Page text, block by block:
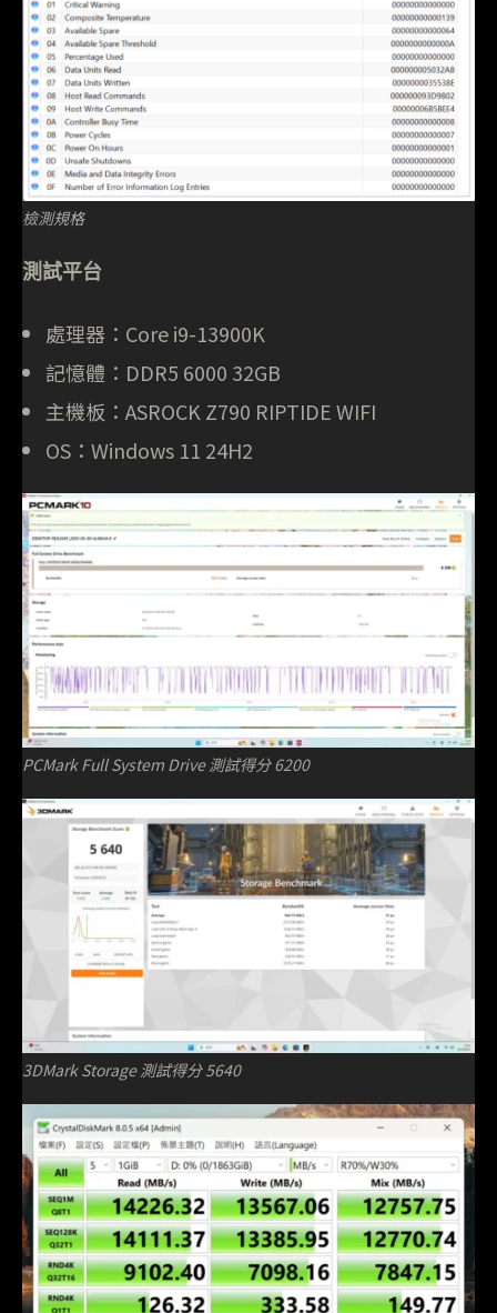
檢測規格
測試平台
處理器：Core i9-13900K
記憶體：DDR5 6000 32GB
主機板：ASROCK Z790 RIPTIDE WIFI
OS：Windows 11 24H2
PCMark Full System Drive 測試得分 6200
3DMark Storage 測試得分 5640